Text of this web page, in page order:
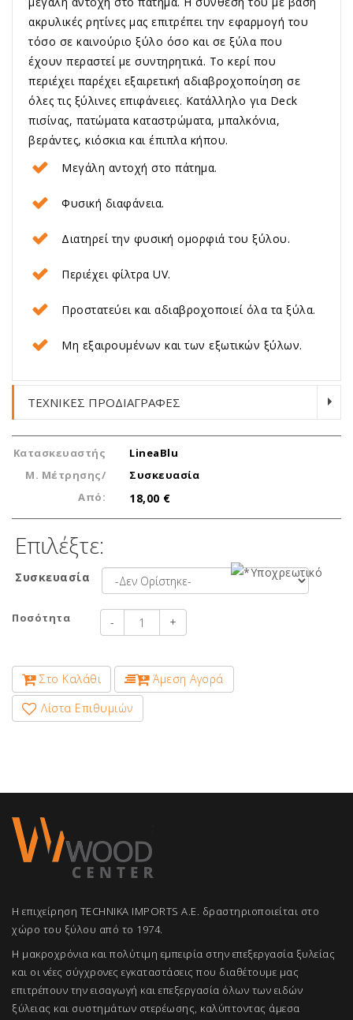
ακρυλικές ρητίνες μας επιτρέπει την εφαρμογή του
τόσο σε καινούριο ξύλο όσο και σε ξύλα που
έχουν περαστεί με συντηρητικά. Το κερί που
περιέχει παρέχει εξαιρετική αδιαβροχοποίηση σε
όλες τις ξύλινες επιφάνειες. Κατάλληλο για Deck
πισίνας, πατώματα καταστρώματα, μπαλκόνια,
βεράντες, κιόσκια και έπιπλα κήπου.
Μεγάλη αντοχή στο πάτημα.
Φυσική διαφάνεια.
Διατηρεί την φυσική ομορφιά του ξύλου.
Περιέχει φίλτρα UV.
Προστατεύει και αδιαβροχοποιεί όλα τα ξύλα.
Μη εξαιρουμένων και των εξωτικών ξύλων.
ΤΕΧΝΙΚΕΣ ΠΡΟΔΙΑΓΡΑΦΕΣ
Κατασκευαστής
LineaBlu
Μ. Μέτρησης/
Συσκευασία
Από:
18,00 €
Επιλέξτε:
Συσκευασία
Ποσότητα - +
Στο Καλάθι
Άμεση Αγορά
Λίστα Επιθυμιών
Η επιχείρηση TECHNIKA IMPORTS A.E. δραστηριοποιείται στο
χώρο του ξύλου από το 1974.
Η μακροχρόνια και πολύτιμη εμπειρία στην επεξεργασία ξυλείας
και οι νέες σύγχρονες εγκαταστάσεις που διαθέτουμε μας
επιτρέπουν την εισαγωγή και επεξεργασία όλων των ειδών
ξύλειας και συστημάτων στερέωσης, καλύπτοντας άμεσα